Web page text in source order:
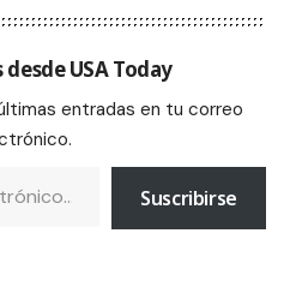
desde USA Today
entradas en tu correo
Suscribirse